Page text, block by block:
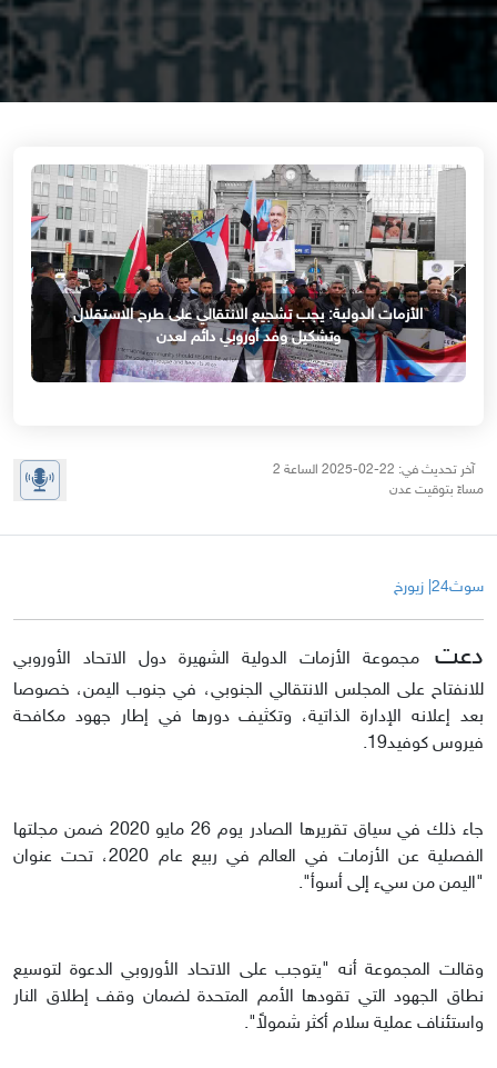
الأزمات الدولية: يجب تشجيع الانتقالي على طرح الاستقلال
وتشكيل وفد أوروبي دائم لعدن
آخر تحديث في: 22-02-2025 الساعة 2
مساءً بتوقيت عدن
سوث24| زيورخ
دعت
مجموعة الأزمات الدولية الشهيرة دول الاتحاد الأوروبي
للانفتاح على المجلس الانتقالي الجنوبي، في جنوب اليمن، خصوصا
بعد إعلانه الإدارة الذاتية، وتكثيف دورها في إطار جهود مكافحة
فيروس كوفيد19.
جاء ذلك في سياق تقريرها الصادر يوم 26 مايو 2020 ضمن مجلتها
الفصلية عن الأزمات في العالم في ربيع عام 2020، تحت عنوان
"اليمن من سيء إلى أسوأ".
وقالت المجموعة أنه "يتوجب على الاتحاد الأوروبي الدعوة لتوسيع
نطاق الجهود التي تقودها الأمم المتحدة لضمان وقف إطلاق النار
واستئناف عملية سلام أكثر شمولاً".